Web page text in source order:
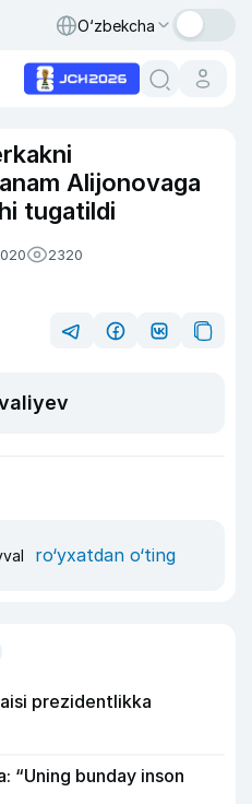
O‘zbekcha
Alijonovaga
tugatildi
2320
ro‘yxatdan o‘ting
prezidentlikka
“Uning bunday inson